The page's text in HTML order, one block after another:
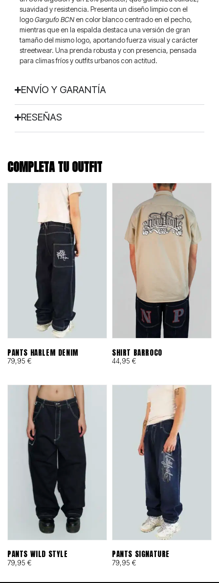
suavidad y resistencia. Presenta un diseño limpio con el
logoGargufo BCNen color blanco centrado en el pecho,
mientras que en la espalda destaca una versión de gran
tamaño del mismo logo, aportando fuerza visual y carácter
streetwear. Una prenda robusta y con presencia, pensada
para climas fríos y outfits urbanos con actitud.
ENVÍO Y GARANTÍA
RESEÑAS
COMPLETA TU OUTFIT
PANTS HARLEM DENIM
79,95 €
SHIRT BARROCO
44,95 €
PANTS WILD STYLE
79,95 €
PANTS SIGNATURE
79,95 €